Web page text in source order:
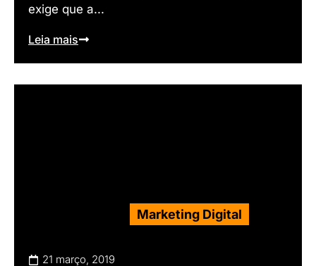
exige que a...
Leia mais
Marketing Digital
21 março, 2019